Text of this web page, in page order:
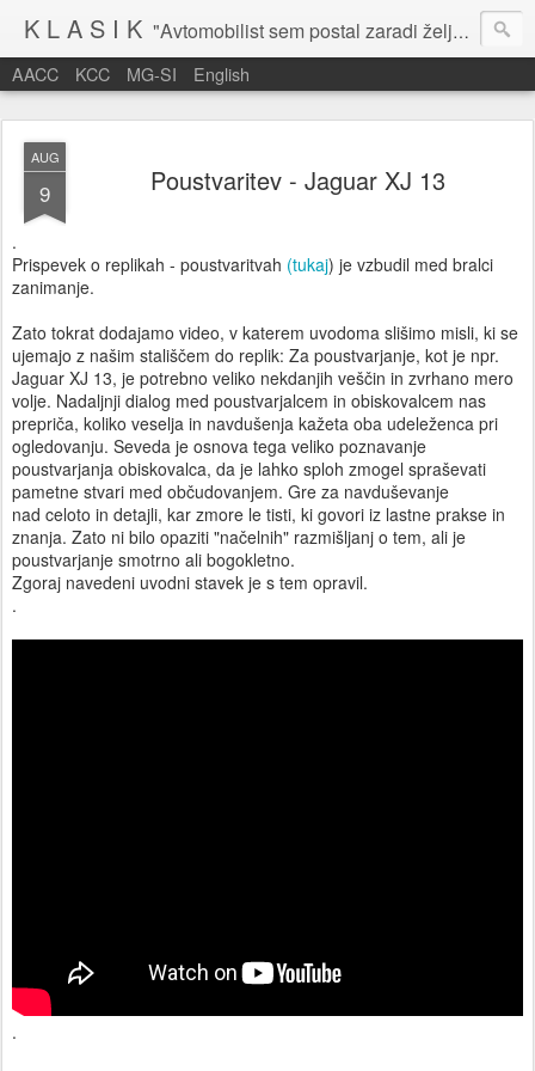
K L A S I K "Avtomobilist sem postal zaradi želje po potovanju in dejavnosti v prostem času." Baron Anton Codelli
AACC KCC MG-SI English
AUG
9 Poustvaritev - Jaguar XJ 13
.
Prispevek o replikah - poustvaritvah (tukaj) je vzbudil med bralci
zanimanje.
Zato tokrat dodajamo video, v katerem uvodoma slišimo misli, ki se
ujemajo z našim stališčem do replik: Za poustvarjanje, kot je npr.
Jaguar XJ 13, je potrebno veliko nekdanjih veščin in zvrhano mero
volje. Nadaljnji dialog med poustvarjalcem in obiskovalcem nas
prepriča, koliko veselja in navdušenja kažeta oba udeleženca pri
ogledovanju. Seveda je osnova tega veliko poznavanje
poustvarjanja obiskovalca, da je lahko sploh zmogel spraševati
pametne stvari med občudovanjem. Gre za navduševanje
nad celoto in detajli, kar zmore le tisti, ki govori iz lastne prakse in
znanja. Zato ni bilo opaziti "načelnih" razmišljanj o tem, ali je
poustvarjanje smotrno ali bogokletno.
Zgoraj navedeni uvodni stavek je s tem opravil.
.
.